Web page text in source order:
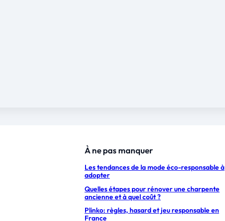
À ne pas manquer
Les tendances de la mode éco-responsable à
adopter
Quelles étapes pour rénover une charpente
ancienne et à quel coût ?
Plinko: règles, hasard et jeu responsable en
France